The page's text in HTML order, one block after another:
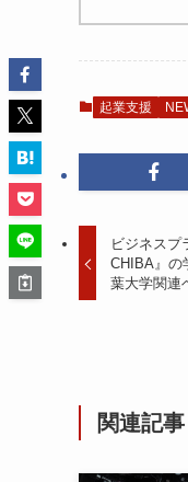
起業支援
ビジネスプ
CHIBA』の
葉大学関連
関連記事